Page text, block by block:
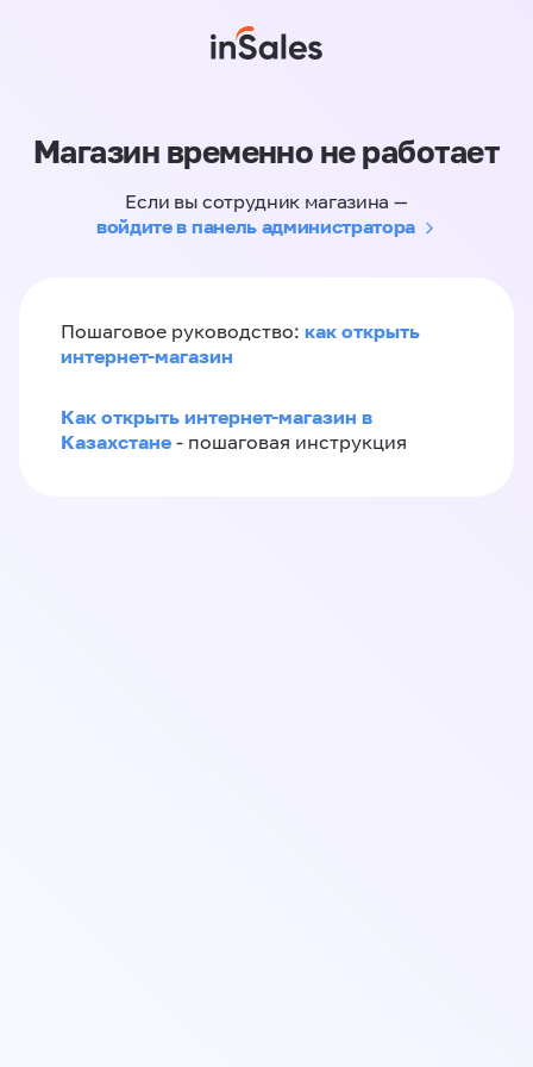
Магазин временно не работает
Если вы сотрудник магазина —
войдите в панель администратора
Пошаговое руководство: как открыть
интернет-магазин
Как открыть интернет-магазин в
Казахстане - пошаговая инструкция